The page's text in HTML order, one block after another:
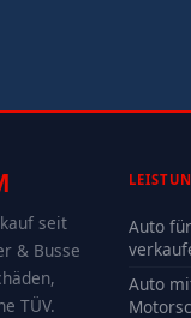
seit
& Busse
TÜV.
Auto
Auto